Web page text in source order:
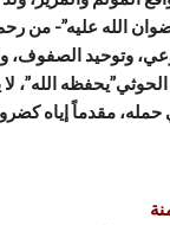
الله عليه”- من
وتوحيد الصفوف،
الحوثي”يحفظه
مقدماً إياه